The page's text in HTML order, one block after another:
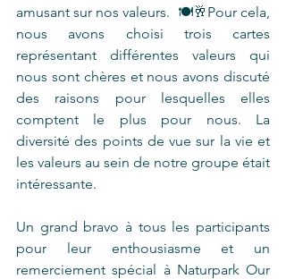
amusant sur nos valeurs.  🍽🥂Pour cela,
nous avons choisi trois cartes
représentant différentes valeurs qui
nous sont chères et nous avons discuté
des raisons pour lesquelles elles
comptent le plus pour nous. La
diversité des points de vue sur la vie et
les valeurs au sein de notre groupe était
intéressante.
Un grand bravo à tous les participants
pour leur enthousiasme et un
remerciement spécial à Naturpark Our